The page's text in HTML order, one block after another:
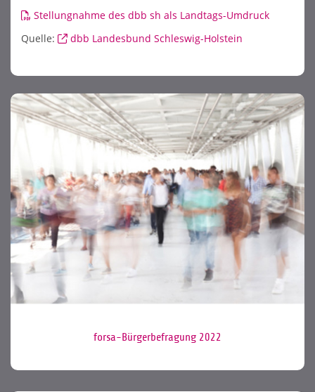
Stellungnahme des dbb sh als Landtags-Umdruck
Quelle:
dbb Landesbund Schleswig-Holstein
forsa-Bürgerbefragung 2022